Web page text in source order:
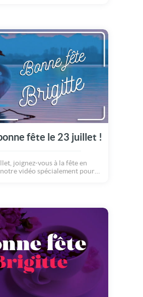
fête le 23 juillet !
joignez-vous à la fête en
vidéo spécialement pour